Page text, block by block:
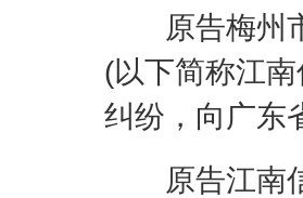
原告梅州市
(以下简称江
纠纷，向广东
原告江南